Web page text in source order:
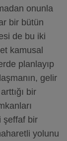
onunla
bir bütün
de bu iki
kamusal
planlayıp
gelir
bir
şeffaf bir
yolunu